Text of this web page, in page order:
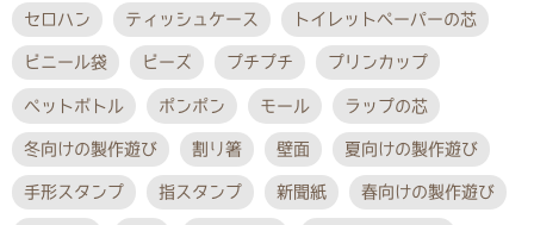
セロハン ティッシュケース トイレットペーパーの芯
ビニール袋 ビーズ プチプチ プリンカップ
ペットボトル ポンポン モール ラップの芯
冬向けの製作遊び 割り箸 壁面 夏向けの製作遊び
手形スタンプ 指スタンプ 新聞紙 春向けの製作遊び